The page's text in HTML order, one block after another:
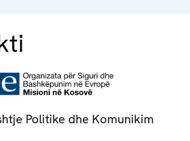
Politike dhe Komunikim